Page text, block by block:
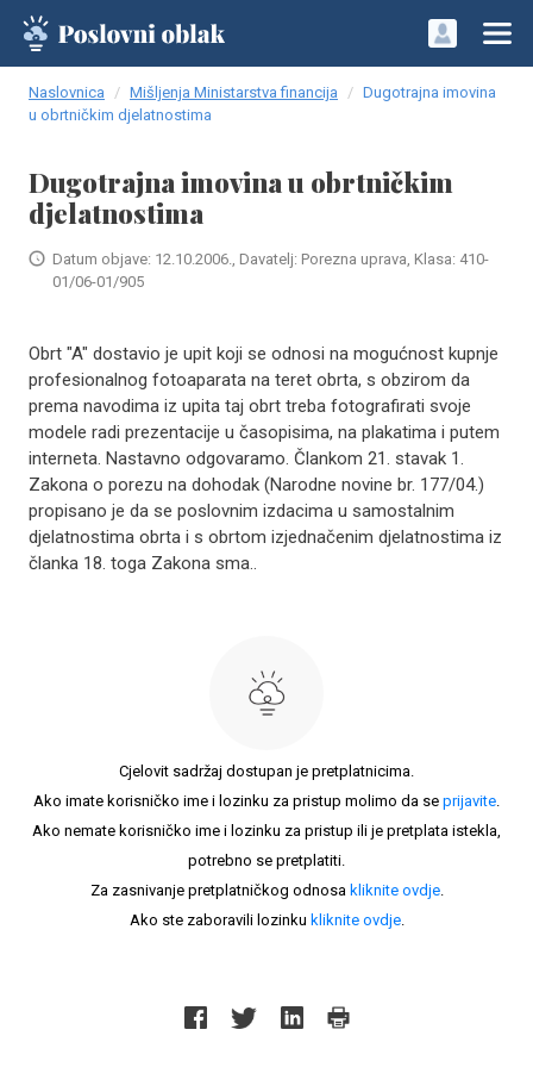
Naslovnica Mišljenja Ministarstva financija
Dugotrajna imovina
u obrtničkim djelatnostima
Dugotrajna imovina u obrtničkim
djelatnostima
Datum objave: 12.10.2006., Davatelj: Porezna uprava, Klasa: 410-
01/06-01/905
Obrt "A" dostavio je upit koji se odnosi na mogućnost kupnje
profesionalnog fotoaparata na teret obrta, s obzirom da
prema navodima iz upita taj obrt treba fotografirati svoje
modele radi prezentacije u časopisima, na plakatima i putem
interneta. Nastavno odgovaramo. Člankom 21. stavak 1.
Zakona o porezu na dohodak (Narodne novine br. 177/04.)
propisano je da se poslovnim izdacima u samostalnim
djelatnostima obrta i s obrtom izjednačenim djelatnostima iz
članka 18. toga Zakona sma..
Cjelovit sadržaj dostupan je pretplatnicima.
Ako imate korisničko ime i lozinku za pristup molimo da se prijavite.
Ako nemate korisničko ime i lozinku za pristup ili je pretplata istekla,
potrebno se pretplatiti.
Za zasnivanje pretplatničkog odnosa kliknite ovdje.
Ako ste zaboravili lozinku kliknite ovdje.